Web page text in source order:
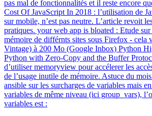
pas mal de fonctionnalités et il reste encore
Cost Of JavaScript In 2018 : l’utilisation de
sur mobile, n’est pas neutre. L’article revoit
pratiques. your web app is bloated : Etude
mémoire de différnts sites sous Firefox - cela
Vintage) à 200 Mo (Google Inbox) Python
Python with Zero-Copy and the Buffer
d’utiliser memoryview pour accélerer les
de l’usage inutile de mémoire. Astuce du
ansible sur les surcharges de variables mais
variables de même niveau (ici group_vars),
variables est :